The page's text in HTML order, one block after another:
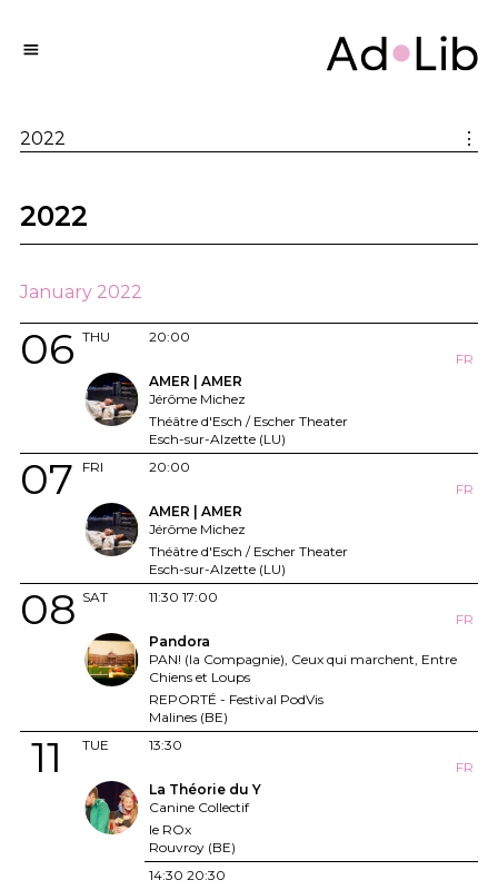
2022 ⋮
2022
January 2022
THU
06
20:00
FR
AMER | AMER
Jérôme Michez
Théâtre d'Esch / Escher Theater
Esch-sur-Alzette (LU)
FRI
07
20:00
FR
AMER | AMER
Jérôme Michez
Théâtre d'Esch / Escher Theater
Esch-sur-Alzette (LU)
SAT
08 11:30 17:00
FR
Pandora
PAN! (la Compagnie), Ceux qui marchent, Entre
Chiens et Loups
REPORTÉ - Festival PodVis
Malines (BE)
TUE
11
13:30
FR
La Théorie du Y
Canine Collectif
le ROx
Rouvroy (BE)
14:30 20:30